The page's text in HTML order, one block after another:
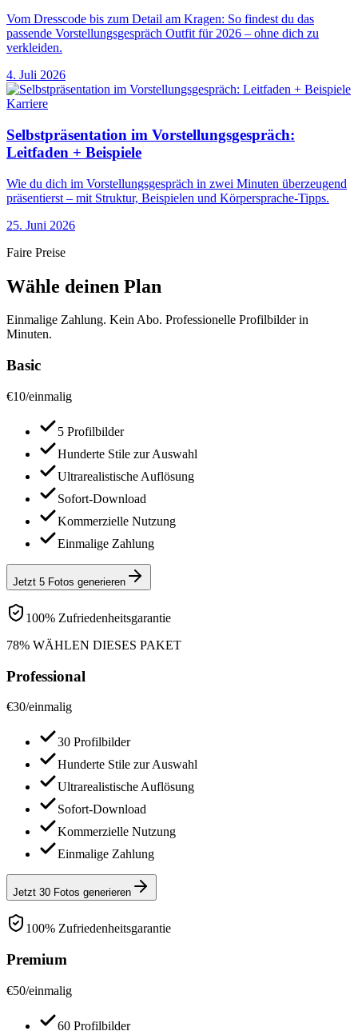
Vom Dresscode bis zum Detail am Kragen: So findest du das
passende Vorstellungsgespräch Outfit für 2026 – ohne dich zu
verkleiden.
4. Juli 2026
Karriere
Selbstpräsentation im Vorstellungsgespräch:
Leitfaden + Beispiele
Wie du dich im Vorstellungsgespräch in zwei Minuten überzeugend
präsentierst – mit Struktur, Beispielen und Körpersprache-Tipps.
25. Juni 2026
Faire Preise
Wähle deinen Plan
Einmalige Zahlung. Kein Abo. Professionelle Profilbilder in
Minuten.
Basic
€10/einmalig
5 Profilbilder
Hunderte Stile zur Auswahl
Ultrarealistische Auflösung
Sofort-Download
Kommerzielle Nutzung
Einmalige Zahlung
Jetzt 5 Fotos generieren
100% Zufriedenheitsgarantie
78% WÄHLEN DIESES PAKET
Professional
€30/einmalig
30 Profilbilder
Hunderte Stile zur Auswahl
Ultrarealistische Auflösung
Sofort-Download
Kommerzielle Nutzung
Einmalige Zahlung
Jetzt 30 Fotos generieren
100% Zufriedenheitsgarantie
Premium
€50/einmalig
60 Profilbilder